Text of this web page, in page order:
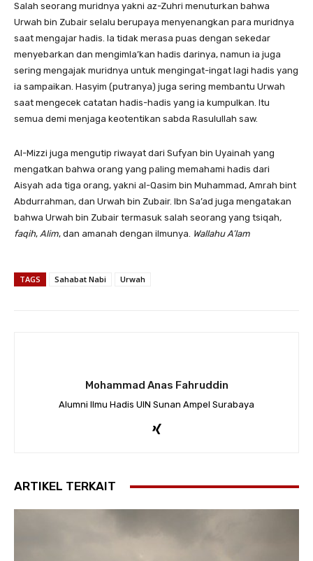
Salah seorang muridnya yakni az-Zuhri menuturkan bahwa
Urwah bin Zubair selalu berupaya menyenangkan para muridnya
saat mengajar hadis. Ia tidak merasa puas dengan sekedar
menyebarkan dan mengimla’kan hadis darinya, namun ia juga
sering mengajak muridnya untuk mengingat-ingat lagi hadis yang
ia sampaikan. Hasyim (putranya) juga sering membantu Urwah
saat mengecek catatan hadis-hadis yang ia kumpulkan. Itu
semua demi menjaga keotentikan sabda Rasulullah saw.
Al-Mizzi juga mengutip riwayat dari Sufyan bin Uyainah yang
mengatkan bahwa orang yang paling memahami hadis dari
Aisyah ada tiga orang, yakni al-Qasim bin Muhammad, Amrah bint
Abdurrahman, dan Urwah bin Zubair. Ibn Sa’ad juga mengatakan
bahwa Urwah bin Zubair termasuk salah seorang yang tsiqah,
faqih, Alim, dan amanah dengan ilmunya. Wallahu A’lam
TAGS Sahabat Nabi Urwah
Mohammad Anas Fahruddin
Alumni Ilmu Hadis UIN Sunan Ampel Surabaya
ARTIKEL TERKAIT